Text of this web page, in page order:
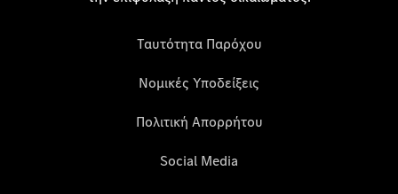
Ταυτότητα Παρόχου
Νομικές Υποδείξεις
Πολιτική Απορρήτου
Social Media